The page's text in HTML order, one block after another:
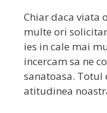
Chiar daca viata
multe ori
ies in cale mai
incercam sa ne
sanatoasa. Totul
atitudinea